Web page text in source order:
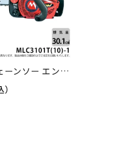
丸山製作所 チェーンソー エンジン式 MLC3101T(10)-1 10インチ 排気量30.1cc トップハンドル スプロケットノーズバー 3.2kg 362946